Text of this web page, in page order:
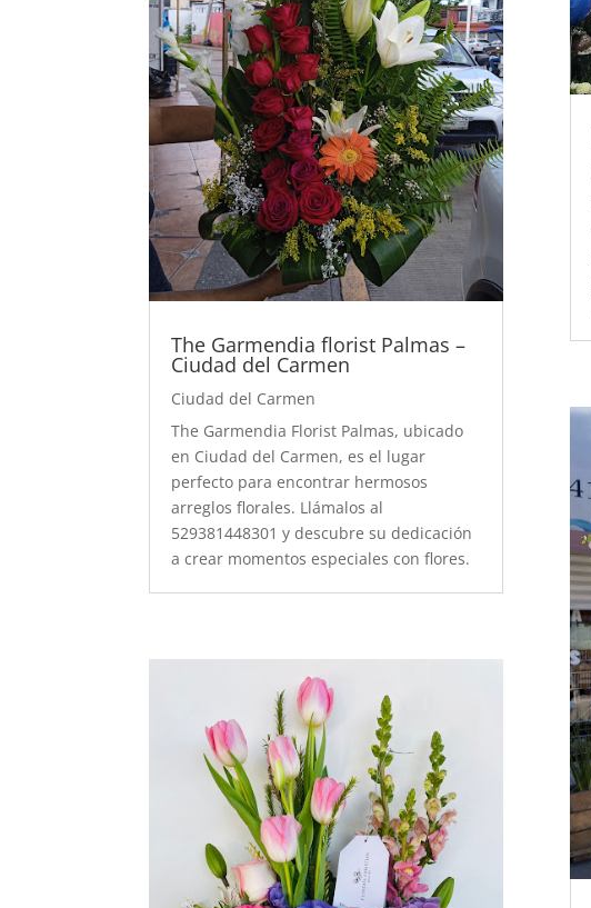
The Garmendia florist Palmas –
Ciudad del Carmen
Ciudad del Carmen
The Garmendia Florist Palmas, ubicado
en Ciudad del Carmen, es el lugar
perfecto para encontrar hermosos
arreglos florales. Llámalos al
529381448301 y descubre su dedicación
a crear momentos especiales con flores.